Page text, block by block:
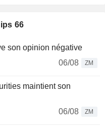
66
son opinion négative
06/08
ZM
maintient son
06/08
ZM